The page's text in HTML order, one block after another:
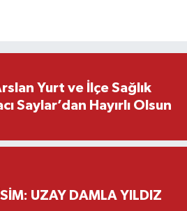
Yurt ve İlçe Sağlık
Saylar’dan Hayırlı Olsun
UZAY DAMLA YILDIZ